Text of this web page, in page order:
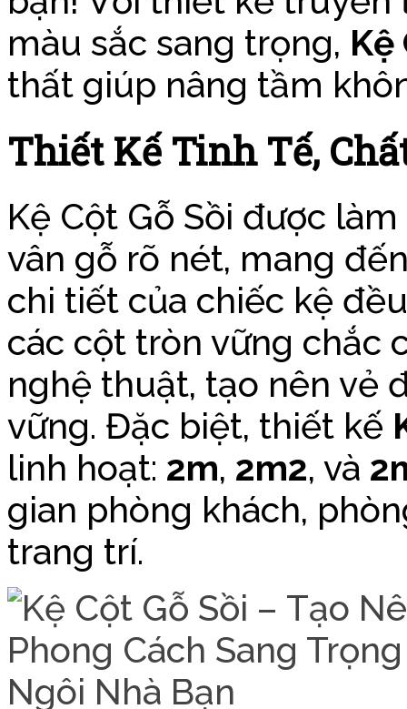
màu sắc sang trọng, Kệ
thất giúp nâng tầm
Thiết Kế Tinh Tế,
Kệ Cột Gỗ Sồi được
vân gỗ rõ nét, mang
chi tiết của chiếc kệ
các cột tròn vững chắc
nghệ thuật, tạo nên vẻ
vững. Đặc biệt, thiết kế
linh hoạt: 2m, 2m2, và
gian phòng khách,
trang trí.